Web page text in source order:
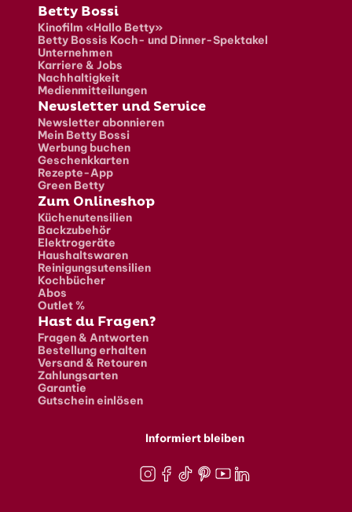
Fusszeile
Betty Bossi
Kinofilm «Hallo Betty»
Betty Bossis Koch- und Dinner-Spektakel
Unternehmen
Karriere & Jobs
Nachhaltigkeit
Medienmitteilungen
Newsletter und Service
Newsletter abonnieren
Mein Betty Bossi
Werbung buchen
Geschenkkarten
Rezepte-App
Green Betty
Zum Onlineshop
Küchenutensilien
Backzubehör
Elektrogeräte
Haushaltswaren
Reinigungsutensilien
Kochbücher
Abos
Outlet %
Hast du Fragen?
Fragen & Antworten
Bestellung erhalten
Versand & Retouren
Zahlungsarten
Garantie
Gutschein einlösen
Informiert bleiben